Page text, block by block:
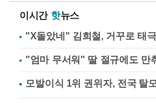
이시간 핫뉴스
"X돌았네" 김희철, 거꾸로 태
"엄마 무서워" 딸 절규에도 만